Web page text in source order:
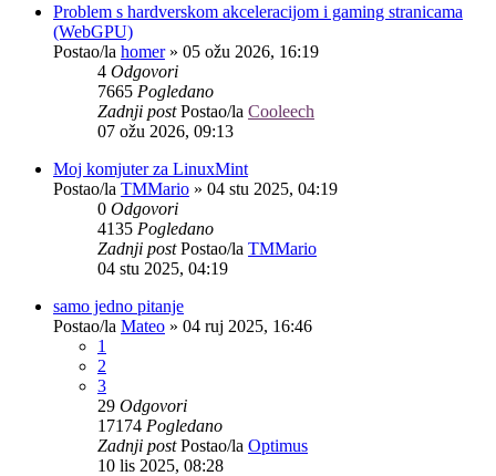
Problem s hardverskom akceleracijom i gaming stranicama
(WebGPU)
Postao/la homer» 05 ožu 2026, 16:19
4 Odgovori
7665 Pogledano
Zadnji postPostao/la Cooleech
07 ožu 2026, 09:13
Moj komjuter za LinuxMint
Postao/la TMMario » 04 stu 2025, 04:19
0 Odgovori
4135 Pogledano
Zadnji postPostao/la TMMario
04 stu 2025, 04:19
samo jedno pitanje
Postao/la Mateo » 04 ruj 2025, 16:46
1
2
3
29 Odgovori
17174 Pogledano
Zadnji postPostao/la Optimus
10 lis 2025, 08:28